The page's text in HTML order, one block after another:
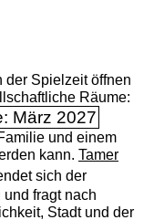
der Spielzeit öffnen
Räume:
März 2027
und einem
kann. Tamer
sich der
fragt nach
Stadt und der